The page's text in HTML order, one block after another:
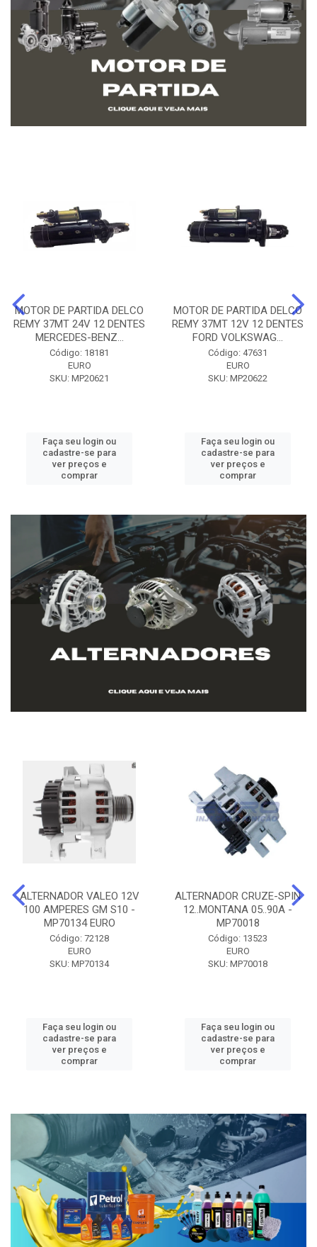
MOTOR DE PARTIDA DELCO
REMY 37MT 24V 12 DENTES
MERCEDES-BENZ...
Código: 18181
EURO
SKU: MP20621
Faça seu login ou
cadastre-se para
ver preços e
comprar
MOTOR DE PARTIDA DELCO
REMY 37MT 12V 12 DENTES
FORD VOLKSWAG...
Código: 47631
EURO
SKU: MP20622
Faça seu login ou
cadastre-se para
ver preços e
comprar
ALTERNADOR VALEO 12V
100 AMPERES GM S10 -
MP70134 EURO
Código: 72128
EURO
SKU: MP70134
Faça seu login ou
cadastre-se para
ver preços e
comprar
ALTERNADOR CRUZE-SPIN
12..MONTANA 05..90A -
MP70018
Código: 13523
EURO
SKU: MP70018
Faça seu login ou
cadastre-se para
ver preços e
comprar